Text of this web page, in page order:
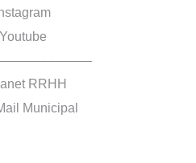
Youtube
RRHH
Municipal